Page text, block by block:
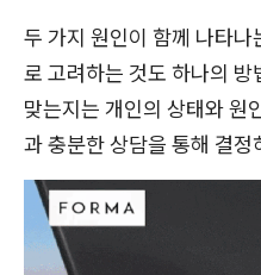
두 가지 원인이 함께 나타
로 고려하는 것도 하나의
맞는지는 개인의 상태와 원
과 충분한 상담을 통해 결정